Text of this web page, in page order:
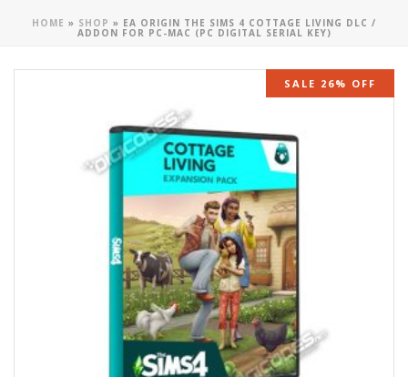
HOME » SHOP » EA ORIGIN THE SIMS 4 COTTAGE LIVING DLC /
ADDON FOR PC-MAC (PC DIGITAL SERIAL KEY)
SALE 26% OFF